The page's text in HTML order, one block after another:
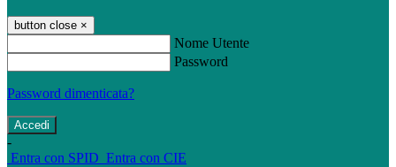
button close ×
Nome Utente
Password
Password dimenticata?
-
Entra con SPID Entra con CIE